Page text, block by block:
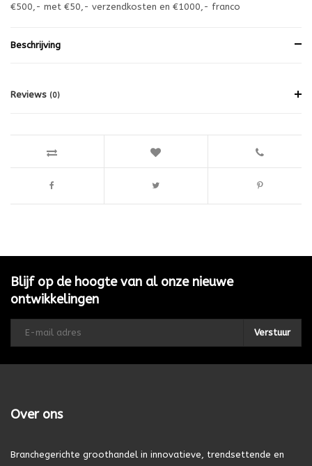
€500,- met €50,- verzendkosten en €1000,- franco
Beschrijving
Reviews (0)
Blijf op de hoogte van al onze nieuwe
ontwikkelingen
Verstuur
Over ons
Branchegerichte groothandel in innovatieve, trendsettende en